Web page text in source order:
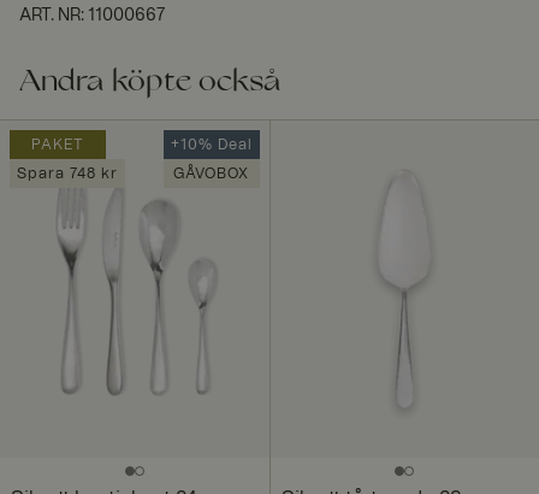
ART. NR: 11000667
Andra köpte också
PAKET
Spara 748 kr
+10% Deal
GÅVOBOX